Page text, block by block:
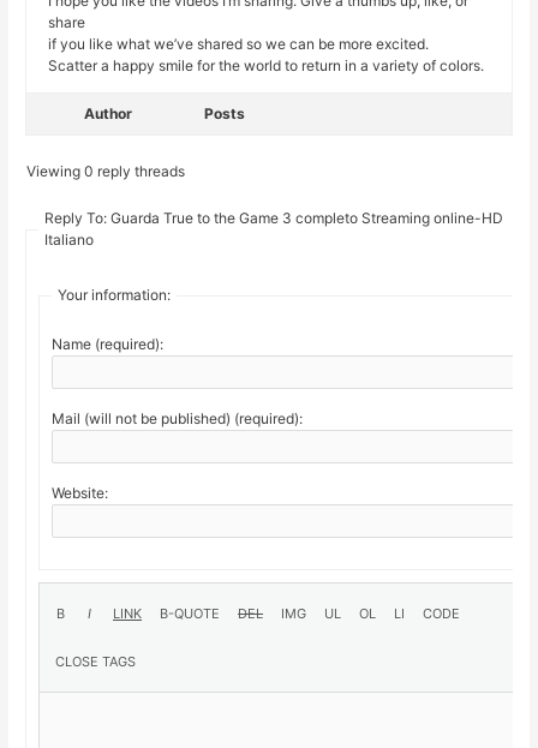
share
if you like what we’ve shared so we can be more excited.
Scatter a happy smile for the world to return in a variety of colors.
Author Posts
Viewing 0 reply threads
Reply To: Guarda True to the Game 3 completo Streaming online-HD
Italiano
Your information:
Name (required):
Mail (will not be published) (required):
Website: